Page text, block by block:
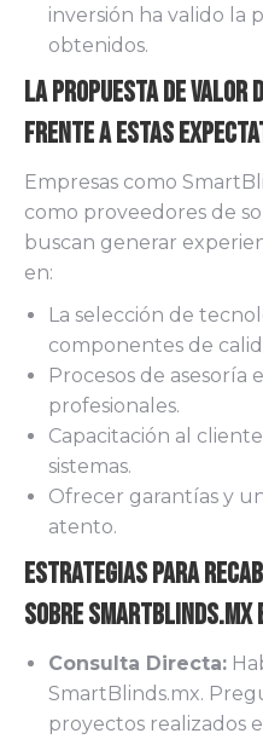
inversión ha valido la
obtenidos.
La Propuesta de Valor
Frente a Estas
Empresas como
como proveedores de
buscan generar
en:
La selección de
componentes de
Procesos de asesoría
profesionales.
Capacitación al
sistemas.
Ofrecer garantías y
atento.
Estrategias para
sobre SmartBlinds.mx
Consulta Directa:
SmartBlinds.mx.
proyectos realizados